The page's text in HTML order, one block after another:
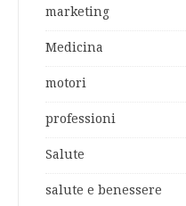
marketing
Medicina
motori
professioni
Salute
salute e benessere